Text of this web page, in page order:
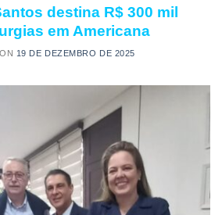
destina R$ 300 mil
em Americana
19 DE DEZEMBRO DE 2025